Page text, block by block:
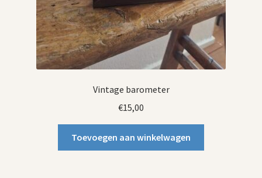
Vintage barometer
€15,00
Toevoegen aan winkelwagen